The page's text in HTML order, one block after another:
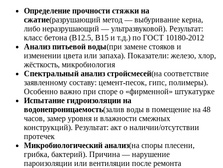
Определение прочности стяжки на
сжатие(разрушающий метод — выбуривание керна,
либо неразрушающий — ультразвуковой). Результат:
класс бетона (В12.5, В15 и т.д.) по ГОСТ 10180-2012
Анализ питьевой воды(при замене стояков и
изменении цвета или запаха). Показатели: железо, хлор,
жёсткость, микробиология
Спектральный анализ стройсмесей(на соответствие
заявленному составу: цемент-песок, гипс, полимеры).
Особенно важно при споре о «фирменной» штукатурке
Испытание гидроизоляции на
водонепроницаемость(залив воды в помещение на 48
часов, замер уровня и влажности смежных
конструкций). Результат: акт о наличии/отсутствии
протечек
Микробиологический анализ(на споры плесени,
грибка, бактерий). Причина — нарушение
пароизоляции или вентиляции после ремонта